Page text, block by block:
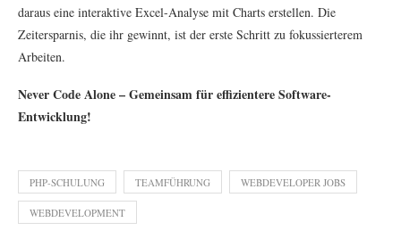
daraus eine interaktive Excel-Analyse mit Charts erstellen. Die
Zeitersparnis, die ihr gewinnt, ist der erste Schritt zu fokussierterem
Arbeiten.
Never Code Alone – Gemeinsam für effizientere Software-
Entwicklung!
PHP-SCHULUNG TEAMFÜHRUNG WEBDEVELOPER JOBS
WEBDEVELOPMENT